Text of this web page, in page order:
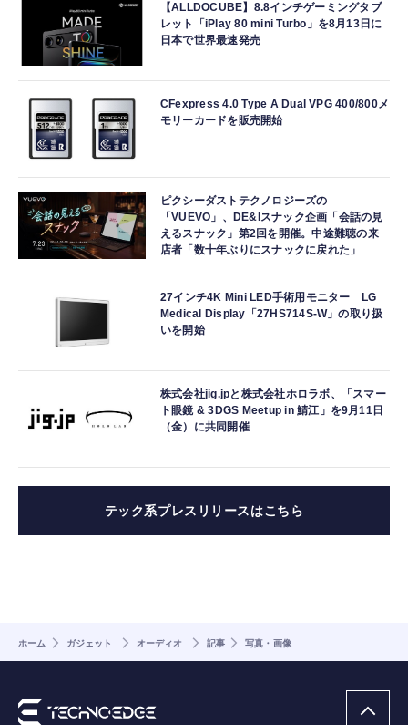
【ALLDOCUBE】8.8インチゲーミングタブ
レット「iPlay 80 mini Turbo」を8月13日に
日本で世界最速発売
CFexpress 4.0 Type A Dual VPG 400/800メ
モリーカードを販売開始
ピクシーダストテクノロジーズの
「VUEVO」、DE&Iスナック企画「会話の見
えるスナック」第2回を開催。中途難聴の来
店者「数十年ぶりにスナックに戻れた」
27インチ4K Mini LED手術用モニター LG
Medical Display「27HS714S-W」の取り扱
いを開始
株式会社jig.jpと株式会社ホロラボ、「スマー
ト眼鏡 & 3DGS Meetup in 鯖江」を9月11日
（金）に共同開催
テック系プレスリリースはこちら
ホーム ガジェット オーディオ 記事 写真・画像